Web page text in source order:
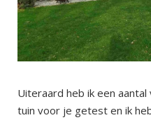
Uiteraard heb ik een
tuin voor je getest en ik